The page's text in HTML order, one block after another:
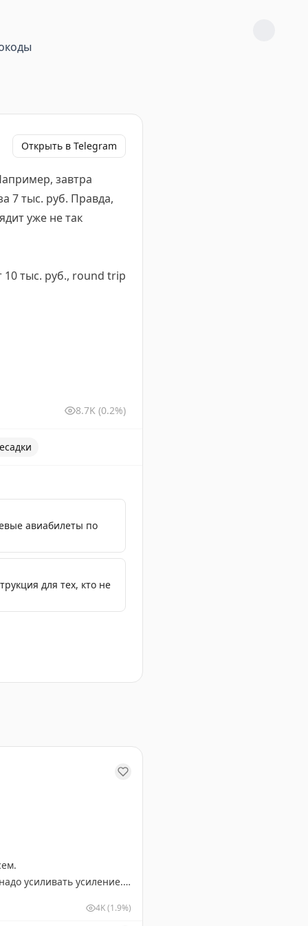
Открыть в Telegram
завтра
7 тыс. руб. Правда,
уже не так
10 тыс. руб., round trip
8.7K (0.2%)
авиабилеты по
для тех, кто не
усиливать усиление.
4K(1.9%)